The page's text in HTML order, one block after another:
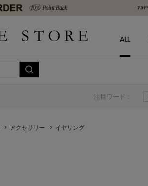
ALL
注目ワード：
アクセサリー イヤリング